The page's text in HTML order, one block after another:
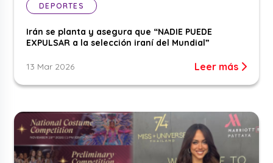
DEPORTES
Irán se planta y asegura que “NADIE PUEDE
EXPULSAR a la selección iraní del Mundial”
13 Mar 2026 Leer más